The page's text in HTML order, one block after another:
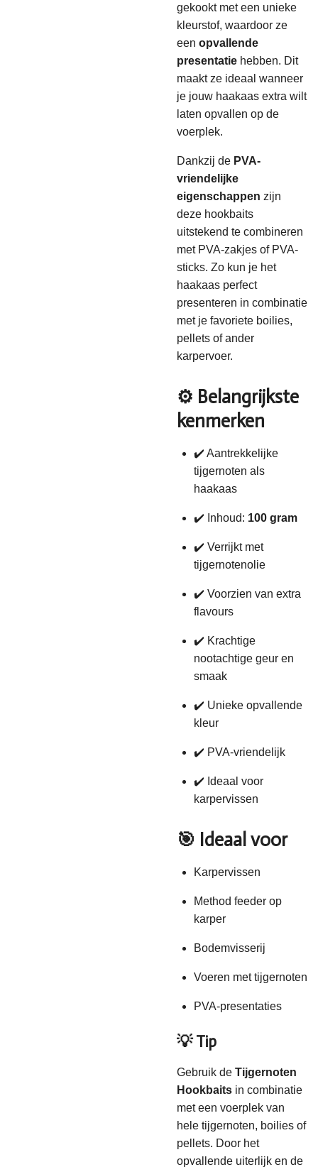
gekookt met een unieke
kleurstof, waardoor ze
een opvallende
presentatie hebben. Dit
maakt ze ideaal wanneer
je jouw haakaas extra wilt
laten opvallen op de
voerplek.
Dankzij de PVA-
vriendelijke
eigenschappen zijn
deze hookbaits
uitstekend te combineren
met PVA-zakjes of PVA-
sticks. Zo kun je het
haakaas perfect
presenteren in combinatie
met je favoriete boilies,
pellets of ander
karpervoer.
⚙️ Belangrijkste
kenmerken
✔️ Aantrekkelijke
tijgernoten als
haakaas
✔️ Inhoud: 100 gram
✔️ Verrijkt met
tijgernotenolie
✔️ Voorzien van extra
flavours
✔️ Krachtige
nootachtige geur en
smaak
✔️ Unieke opvallende
kleur
✔️ PVA-vriendelijk
✔️ Ideaal voor
karpervissen
🎯 Ideaal voor
Karpervissen
Method feeder op
karper
Bodemvisserij
Voeren met tijgernoten
PVA-presentaties
💡 Tip
Gebruik de Tijgernoten
Hookbaits in combinatie
met een voerplek van
hele tijgernoten, boilies of
pellets. Door het
opvallende uiterlijk en de